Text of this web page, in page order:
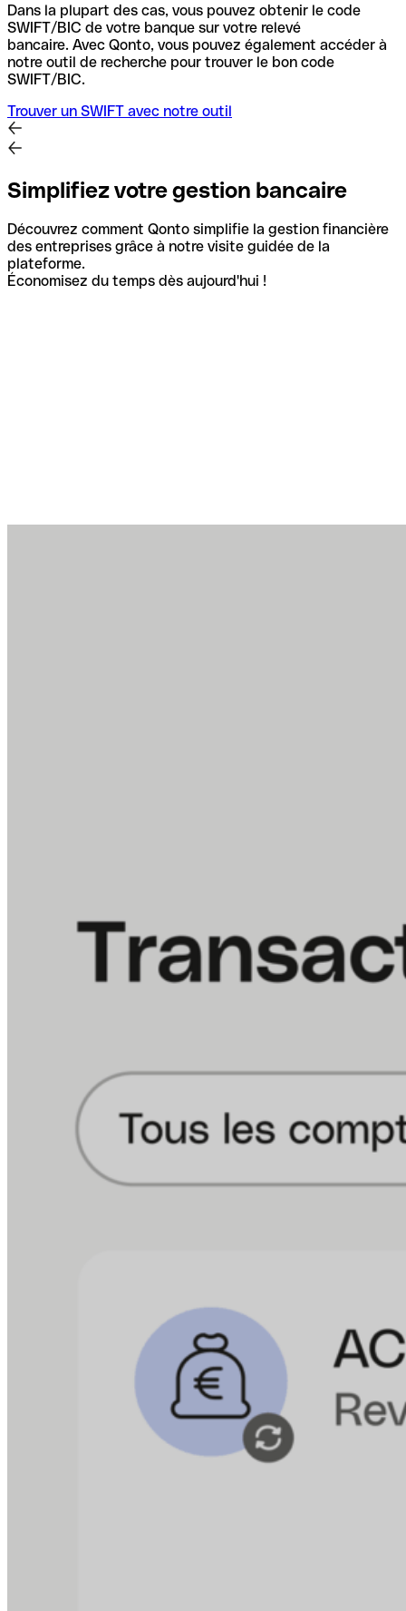
Dans la plupart des cas, vous pouvez obtenir le code
SWIFT/BIC de votre banque sur votre relevé
bancaire. Avec Qonto, vous pouvez également accéder à
notre outil de recherche pour trouver le bon code
SWIFT/BIC.
Trouver un SWIFT avec notre outil
Simplifiez votre gestion bancaire
Découvrez comment Qonto simplifie la gestion financière
des entreprises grâce à notre visite guidée de la
plateforme.
Économisez du temps dès aujourd'hui !